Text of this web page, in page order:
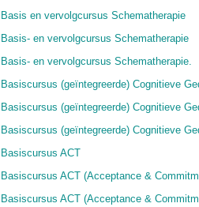
Basis en vervolgcursus Schematherapie
Basis- en vervolgcursus Schematherapie
Basis- en vervolgcursus Schematherapie.
Basiscursus (geïntegreerde) Cognitieve
Basiscursus (geïntegreerde) Cognitieve
Basiscursus (geïntegreerde) Cognitieve
Basiscursus ACT
Basiscursus ACT (Acceptance &
Basiscursus ACT (Acceptance &